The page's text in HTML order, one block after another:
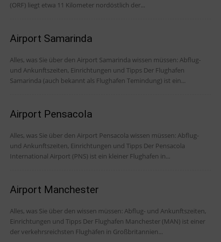
(ORF) liegt etwa 11 Kilometer nordöstlich der...
Airport Samarinda
Alles, was Sie über den Airport Samarinda wissen müssen: Abflug-
und Ankunftszeiten, Einrichtungen und Tipps Der Flughafen
Samarinda (auch bekannt als Flughafen Temindung) ist ein...
Airport Pensacola
Alles, was Sie über den Airport Pensacola wissen müssen: Abflug-
und Ankunftszeiten, Einrichtungen und Tipps Der Pensacola
International Airport (PNS) ist ein kleiner Flughafen in...
Airport Manchester
Alles, was Sie über den wissen müssen: Abflug- und Ankunftszeiten,
Einrichtungen und Tipps Der Flughafen Manchester (MAN) ist einer
der verkehrsreichsten Flughäfen in Großbritannien...